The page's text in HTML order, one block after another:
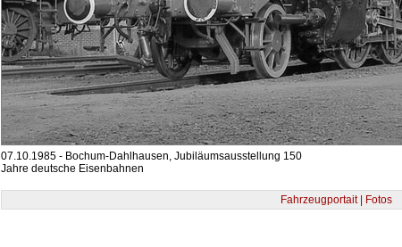
07.10.1985 - Bochum-Dahlhausen, Jubiläumsausstellung 150
Jahre deutsche Eisenbahnen
Fahrzeugportait | Fotos